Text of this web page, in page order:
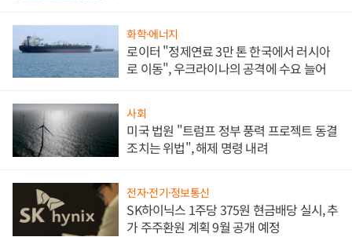
화학·에너지
로이터 "정제연료 3만 톤 한국에서 러시아
로 이동", 우크라이나의 공격에 수요 늘어
사회
미국 법원 "트럼프 정부 풍력 프로젝트 동결
조치는 위법", 해제 명령 내려
전자·전기·정보통신
SK하이닉스 1주당 375원 현금배당 실시, 추
가 주주환원 계획 9월 공개 예정